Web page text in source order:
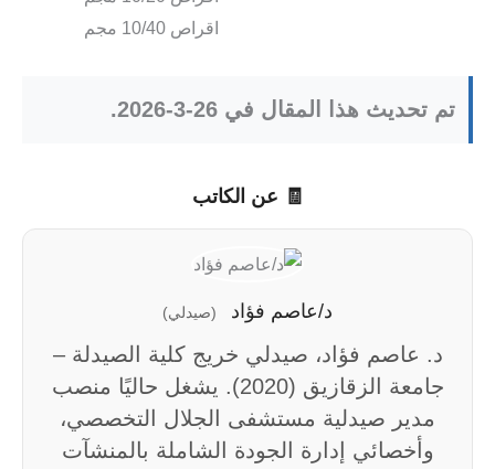
اقراص 10/40 مجم
تم تحديث هذا المقال في 26-3-2026.
🧾 عن الكاتب
د/عاصم فؤاد (صيدلي)
د. عاصم فؤاد، صيدلي خريج كلية الصيدلة –
جامعة الزقازيق (2020). يشغل حاليًا منصب
مدير صيدلية مستشفى الجلال التخصصي،
وأخصائي إدارة الجودة الشاملة بالمنشآت